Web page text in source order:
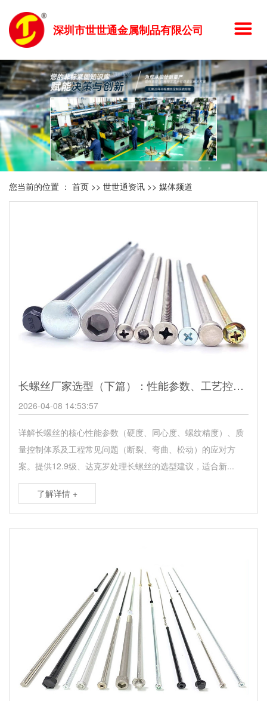
深圳市世世通金属制品有限公司
您当前的位置 ： 首页 >> 世世通资讯 >> 媒体频道
长螺丝厂家选型（下篇）：性能参数、工艺控制与工程实践
2026-04-08 14:53:57
详解长螺丝的核心性能参数（硬度、同心度、螺纹精度）、质
量控制体系及工程常见问题（断裂、弯曲、松动）的应对方
案。提供12.9级、达克罗处理长螺丝的选型建议，适合新...
了解详情 +